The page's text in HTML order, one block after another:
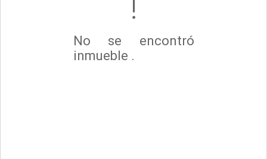
No se encontró
inmueble .